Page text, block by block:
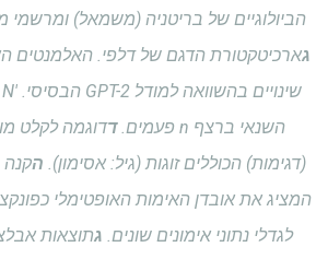
הביולוגיים של בריטניה (משמאל) ומרשמי
גארכיטקטורת הדגם של דלפי. האלמנטים
השנאי ברצף n פעמים.
דדוגמה לקלט
(דגימות) הכוללים זוגות (גיל: אסימון). הקנה
המציג את אובדן האימות האופטימלי
לגדלי נתוני אימונים שונים. גתוצאות